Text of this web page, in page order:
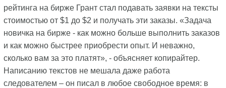
рейтинга на бирже Грант стал подавать заявки на тексты
стоимостью от $1 до $2 и получать эти заказы. «Задача
новичка на бирже - как можно больше выполнить заказов
и как можно быстрее приобрести опыт. И неважно,
сколько вам за это платят», - объясняет копирайтер.
Написанию текстов не мешала даже работа
следователем – он писал в любое свободное время: в